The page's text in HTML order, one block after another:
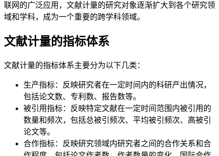
联网的广泛应用，文献计量的研究对象逐渐扩大到各个研究领
域和学科，成为一个重要的跨学科领域。
文献计量的指标体系
文献计量的指标体系主要分为以下几类：
生产指标：反映研究者在一定时间内的科研产出情况，
包括论文数、专利数、报告数等。
被引用指标：反映特定文献在一定时间范围内被引用的
数量和频次，包括总被引频次、平均被引频次、高被引
论文等。
合作指标：反映研究领域内研究者之间的合作关系和合